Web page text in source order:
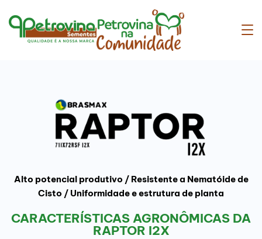
Alto potencial produtivo / Resistente a Nematóide de
Cisto / Uniformidade e estrutura de planta
CARACTERÍSTICAS AGRONÔMICAS DA
RAPTOR I2X